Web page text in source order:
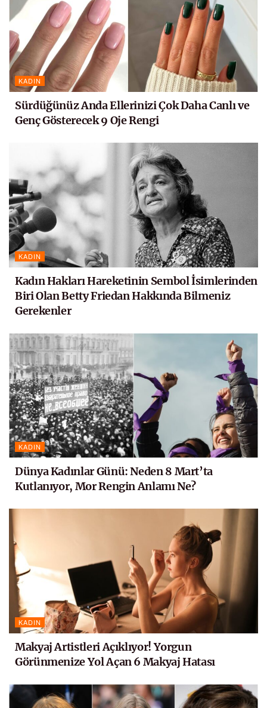
KADIN
Sürdüğünüz Anda Ellerinizi Çok Daha Canlı ve
Genç Gösterecek 9 Oje Rengi
KADIN
Kadın Hakları Hareketinin Sembol İsimlerinden
Biri Olan Betty Friedan Hakkında Bilmeniz
Gerekenler
KADIN
Dünya Kadınlar Günü: Neden 8 Mart’ta
Kutlanıyor, Mor Rengin Anlamı Ne?
KADIN
Makyaj Artistleri Açıklıyor! Yorgun
Görünmenize Yol Açan 6 Makyaj Hatası